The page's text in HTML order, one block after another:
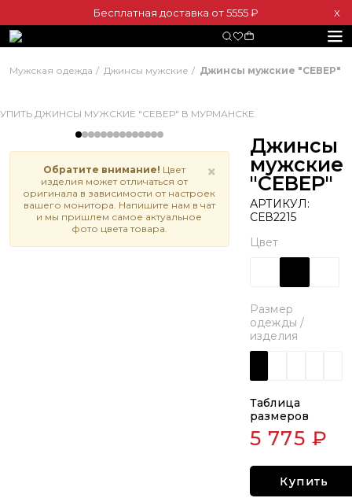
Бесплатная доставка от 5555 ₽ Х
Мужская одежда Джинсы мужские Джинсы мужские "СЕВЕР"
×
Обратите внимание! Цвет
изделия может отличаться от
оригинала в зависимости от настроек
вашего монитора. Напишите нам в чат
и мы пришлем самое актуальное
фото цвета товара.
Джинсы
мужские
"СЕВЕР"
АРТИКУЛ:
СЕВ2215
Цвет
Размер
одежды /
изделия
Таблица
размеров
5 775 ₽
Купить